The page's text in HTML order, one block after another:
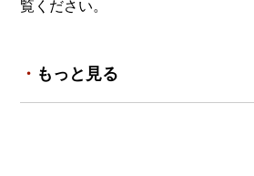
覧ください。
もっと見る